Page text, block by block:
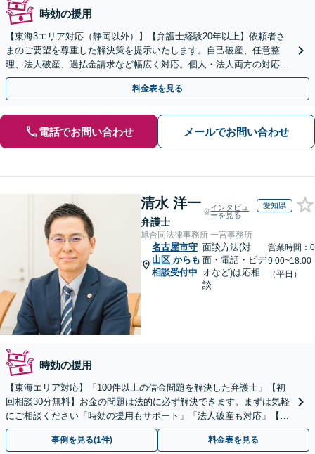
時効の援用
【東海3エリア対応（静岡以外）】【弁護士経験20年以上】依頼者さ
まのご要望を尊重した解決策を提示いたします。自己破産、任意整
理、法人破産、過払金請求など幅広く対応。個人・法人両方の対応が
可能です。【初回面談無料】【完全個室で秘密厳守】
料金表を見る
電話でお問い合わせ メールでお問い合わせ
清水 洋一
弁護士
インタビュ
ーを見る
愛知県
旭合同法律事務所 一宮事務所
名古屋市守
山区 からも
相談受付中
面談方法(対
面・電話・ビデ
オなど)は応相
談
営業時間：0
9:00~18:00
（平日）
時効の援用
【東海エリア対応】「100件以上の借金問題を解決した弁護士」【初
回相談30分無料】お金の問題は法的に必ず解決できます。まずは気軽
にご相談ください「時効の援用もサポート」「法人破産も対応」【休
日夜間相談可】【完全個室制】【分割払い対応】
事例を見る(1件) 料金表を見る